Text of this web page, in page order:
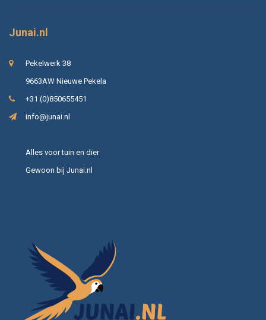
Junai.nl
Pekelwerk 38
9663AW Nieuwe Pekela
+31 (0)850655451
info@junai.nl
Alles voor tuin en dier
Gewoon bij Junai.nl